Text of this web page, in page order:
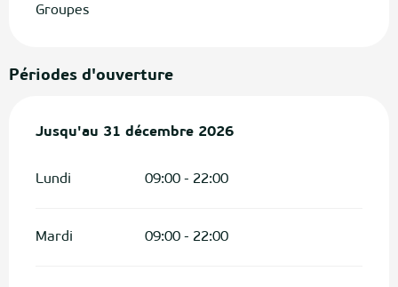
Groupes
Périodes d'ouverture
Du6 février 2026au31 décembre 2026
Jusqu'au 31 décembre 2026
Lundi 09:00 - 22:00
Mardi 09:00 - 22:00